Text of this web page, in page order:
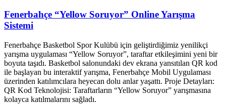
Fenerbahçe “Yellow Soruyor” Online Yarışma
Sistemi
Fenerbahçe Basketbol Spor Kulübü için geliştirdiğimiz yenilikçi
yarışma uygulaması “Yellow Soruyor”, taraftar etkileşimini yeni bir
boyuta taşıdı. Basketbol salonundaki dev ekrana yansıtılan QR kod
ile başlayan bu interaktif yarışma, Fenerbahçe Mobil Uygulaması
üzerinden katılımcılara heyecan dolu anlar yaşattı. Proje Detayları:
QR Kod Teknolojisi: Taraftarların “Yellow Soruyor” yarışmasına
kolayca katılmalarını sağladı.